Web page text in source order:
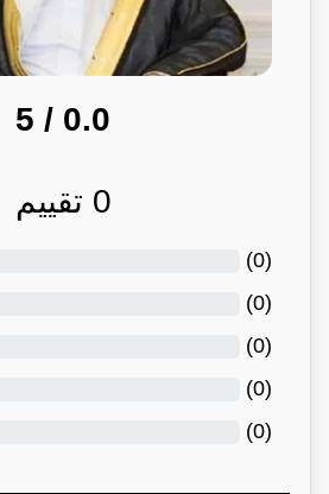
0.0
/ 5
0 تقييم
(
0
)
(
0
)
(
0
)
(
0
)
(
0
)